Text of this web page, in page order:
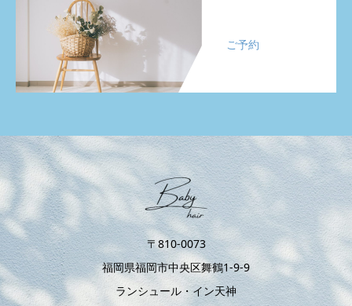
ご予約
〒810-0073
福岡県福岡市中央区舞鶴1-9-9
ランシュール・イン天神